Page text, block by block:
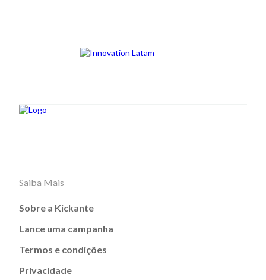
Saiba Mais
Sobre a Kickante
Lance uma campanha
Termos e condições
Privacidade